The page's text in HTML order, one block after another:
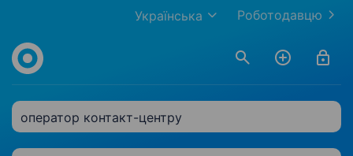
Роботодавцю
Українська
оператор контакт-центру